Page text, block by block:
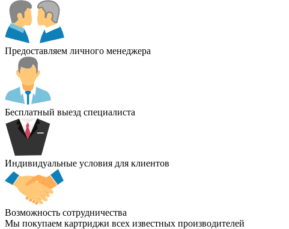
Предоставляем личного менеджера
Бесплатный выезд специалиста
Индивидуальные условия для клиентов
Возможность сотрудничества
Мы покупаем картриджи всех известных производителей